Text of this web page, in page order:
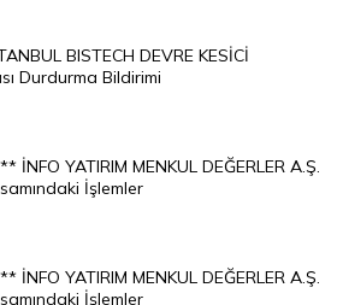
BISTECH DEVRE KESİCİ
Durdurma Bildirimi
YATIRIM MENKUL DEĞERLER A.Ş.
İşlemler
YATIRIM MENKUL DEĞERLER A.Ş.
İşlemler